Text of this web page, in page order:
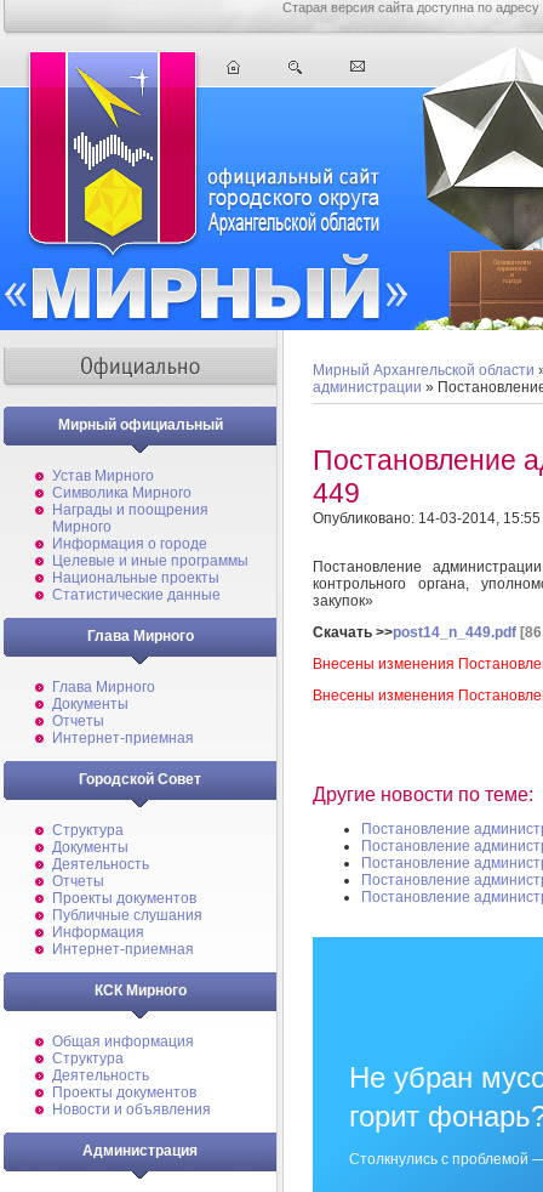
Старая версия сайта доступна по адресу
Мирный официальный
Устав Мирного
Символика Мирного
Награды и поощрения
Мирного
Информация о городе
Целевые и иные программы
Национальные проекты
Статистические данные
Глава Мирного
Глава Мирного
Документы
Отчеты
Интернет-приемная
Городской Совет
Структура
Документы
Деятельность
Отчеты
Проекты документов
Публичные слушания
Информация
Интернет-приемная
КСК Мирного
Общая информация
Структура
Деятельность
Проекты документов
Новости и объявления
Администрация
Мирный Архангельской области
администрации »
Постановление
449
Опубликовано: 14-03-2014, 15:55
Постановление
контрольного органа,
закупок»
Скачать >>post14_n_449.pdf
Внесены изменения
Внесены изменения
Другие новости по теме:
Постановление
Постановление
Постановление
Постановление
Постановление
Не убран
горит
Столкнулись с проблемой